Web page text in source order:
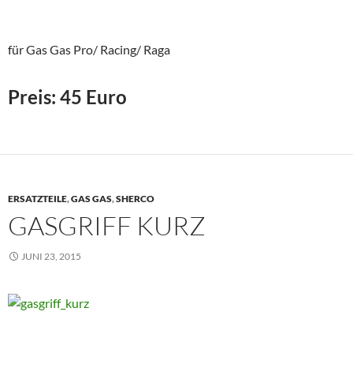
für Gas Gas Pro/ Racing/ Raga
Preis: 45 Euro
ERSATZTEILE,GAS GAS,SHERCO
GASGRIFF KURZ
JUNI 23, 2015